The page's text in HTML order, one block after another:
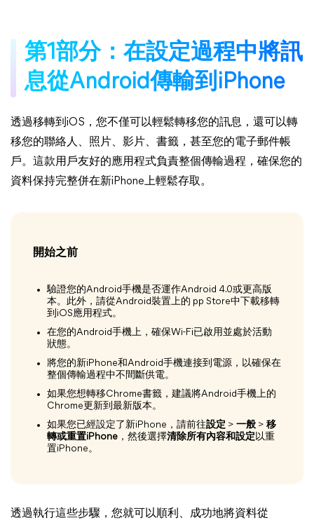
第1部分：在設定過程中將訊
息從Android傳輸到iPhone
透過移轉到iOS，您不僅可以輕鬆轉移您的訊息，還可以轉
移您的聯絡人、照片、影片、書籤，甚至您的電子郵件帳
戶。這款用戶友好的應用程式負責整個傳輸過程，確保您的
資料保持完整併在新iPhone上輕鬆存取。
開始之前
驗證您的Android手機是否運作Android 4.0或更高版
本。此外，請從Android裝置上的 pp Store中下載移轉
到iOS應用程式。
在您的Android手機上，確保Wi-Fi已啟用並處於活動
狀態。
將您的新iPhone和Android手機連接到電源，以確保在
整個傳輸過程中不間斷供電。
如果您想轉移Chrome書籤，建議將Android手機上的
Chrome更新到最新版本。
如果您已經設定了新iPhone，請前往設定 > 一般> 移
轉或重置iPhone ，然後選擇清除所有內容和設定以重
置iPhone。
透過執行這些步驟，您就可以順利、成功地將資料從